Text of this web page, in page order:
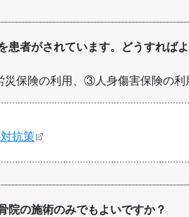
患者がされています。どうすれば
保険の利用、③人身傷害保険の利
抗策
院の施術のみでもよいですか？